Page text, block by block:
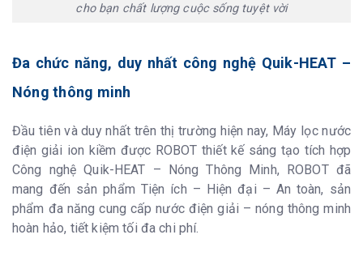
cho bạn chất lượng cuộc sống tuyệt vời
Đa chức năng, duy nhất công nghệ Quik-HEAT –
Nóng thông minh
Đầu tiên và duy nhất trên thị trường hiện nay, Máy lọc nước
điện giải ion kiềm được ROBOT thiết kế sáng tạo tích hợp
Công nghệ Quik-HEAT – Nóng Thông Minh, ROBOT đã
mang đến sản phẩm Tiện ích – Hiện đại – An toàn, sản
phẩm đa năng cung cấp nước điện giải – nóng thông minh
hoàn hảo, tiết kiệm tối đa chi phí.